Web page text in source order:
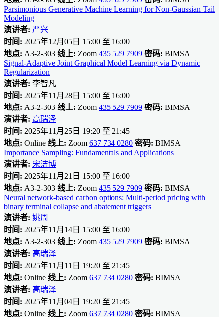
Parsimonious Generative Machine Learning for Non-Gaussian Tail
Modeling
演讲者: 严兴
时间: 2025年12月05日 15:00 至 16:00
地点: A3-2-303 线上: Zoom 435 529 7909 密码: BIMSA
Signal-Adaptive Joint Graphical Model Learning via Dynamic
Regularization
演讲者: 李智凡
时间: 2025年11月28日 15:00 至 16:00
地点: A3-2-303 线上: Zoom 435 529 7909 密码: BIMSA
演讲者: 高瑞泽
时间: 2025年11月25日 19:20 至 21:45
地点: Online 线上: Zoom 637 734 0280 密码: BIMSA
Importance Sampling: Fundamentals and Applications
演讲者: 宋洁博
时间: 2025年11月21日 15:00 至 16:00
地点: A3-2-303 线上: Zoom 435 529 7909 密码: BIMSA
Neural network-based carbon options: Multi-period pricing with
binary terminal collapse and abatement triggers
演讲者: 姚周
时间: 2025年11月14日 15:00 至 16:00
地点: A3-2-303 线上: Zoom 435 529 7909 密码: BIMSA
演讲者: 高瑞泽
时间: 2025年11月11日 19:20 至 21:45
地点: Online 线上: Zoom 637 734 0280 密码: BIMSA
演讲者: 高瑞泽
时间: 2025年11月04日 19:20 至 21:45
地点: Online 线上: Zoom 637 734 0280 密码: BIMSA